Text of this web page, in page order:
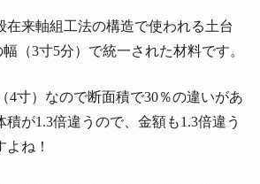
在来軸組工法の構造で使われる土台
（3寸5分）で統一された材料です。
4寸）なので断面積で30％の違いがあ
積が1.3倍違うので、金額も1.3倍違う
ね！